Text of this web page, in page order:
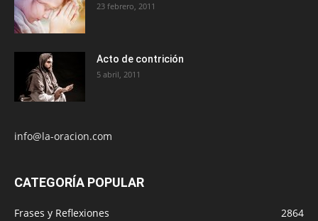
23 febrero, 2011
Acto de contrición
5 abril, 2011
info@la-oracion.com
CATEGORÍA POPULAR
Frases y Reflexiones
2864